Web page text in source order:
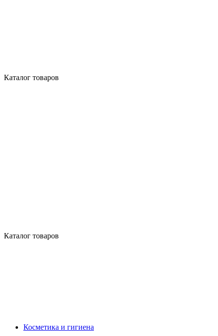
Каталог товаров
Каталог товаров
Косметика и гигиена